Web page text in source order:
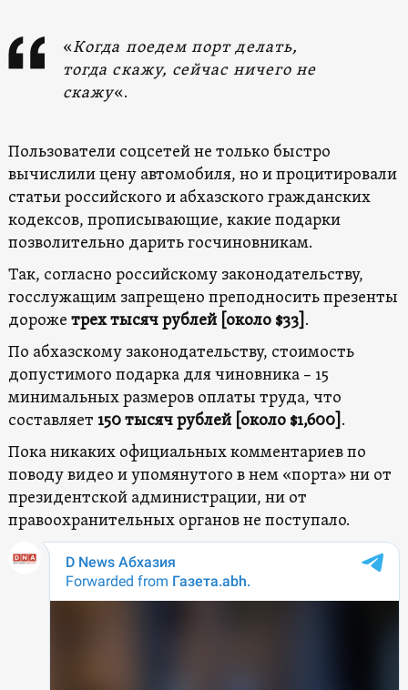
«Когда поедем порт делать,
тогда скажу, сейчас ничего не
скажу«.
Пользователи соцсетей не только быстро
вычислили цену автомобиля, но и процитировали
статьи российского и абхазского гражданских
кодексов, прописывающие, какие подарки
позволительно дарить госчиновникам.
Так, согласно российскому законодательству,
госслужащим запрещено преподносить презенты
дороже трех тысяч рублей [около $33] .
По абхазскому законодательству, стоимость
допустимого подарка для чиновника – 15
минимальных размеров оплаты труда, что
составляет 150 тысяч рублей [около $1,600] .
Пока никаких официальных комментариев по
поводу видео и упомянутого в нем «порта» ни от
президентской администрации, ни от
правоохранительных органов не поступало.